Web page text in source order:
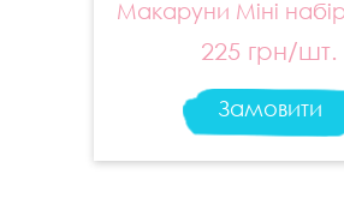
Макаруни Міні
225 грн/шт.
Замовити